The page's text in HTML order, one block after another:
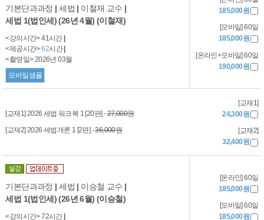
기본단과과정 | 세법 | 이철재 교수 |
세법 1(법인세) (26년 4월) (이철재)
<강의시간> 41시간
<제공시간>62시간
<촬영일> 2026년 03월
모바일샘플
185,000원
[모바일] 60일
185,000원
[온라인+모바일] 60일
190,000원
[교재1] 2026 세법 워크북 1 [20판] -27,000원
[교재2] 2026 세법개론 1 [2판] -36,000원
[교재1]
24,300원
[교재2]
32,400원
기본단과과정 | 세법 | 이승철 교수 |
세법 1(법인세) (26년 6월) (이승철)
<강의시간> 72시간
[온라인] 60일
185,000원
[모바일] 60일
185,000원